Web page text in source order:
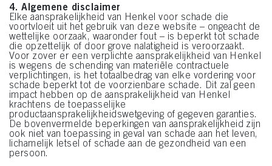
4. Algemene disclaimer
Elke aansprakelijkheid van Henkel voor schade die
voortvloeit uit het gebruik van deze website – ongeacht de
wettelijke oorzaak, waaronder fout – is beperkt tot schade
die opzettelijk of door grove nalatigheid is veroorzaakt.
Voor zover er een verplichte aansprakelijkheid van Henkel
is wegens de schending van materiële contractuele
verplichtingen, is het totaalbedrag van elke vordering voor
schade beperkt tot de voorzienbare schade. Dit zal geen
impact hebben op de aansprakelijkheid van Henkel
krachtens de toepasselijke
productaansprakelijkheidswetgeving of gegeven garanties.
De bovenvermelde beperkingen van aansprakelijkheid zijn
ook niet van toepassing in geval van schade aan het leven,
lichamelijk letsel of schade aan de gezondheid van een
persoon.